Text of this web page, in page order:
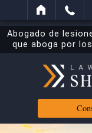
BUSCAR
Abogado de
que aboga por